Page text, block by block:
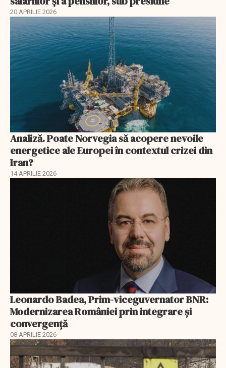
20 APRILIE 2026
Analiză. Poate Norvegia să acopere nevoile
energetice ale Europei în contextul crizei din
Iran?
14 APRILIE 2026
Leonardo Badea, Prim-viceguvernator BNR:
Modernizarea României prin integrare și
convergență
08 APRILIE 2026